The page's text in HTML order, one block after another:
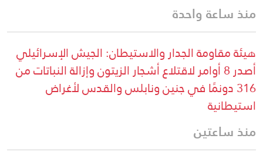
منذ ساعة واحدة
هيئة مقاومة الجدار والاستيطان: الجيش الإسرائيلي
أصدر 8 أوامر لاقتلاع أشجار الزيتون وإزالة النباتات من
316 دونمًا في جنين ونابلس والقدس لأغراض
استيطانية
منذ ساعتين